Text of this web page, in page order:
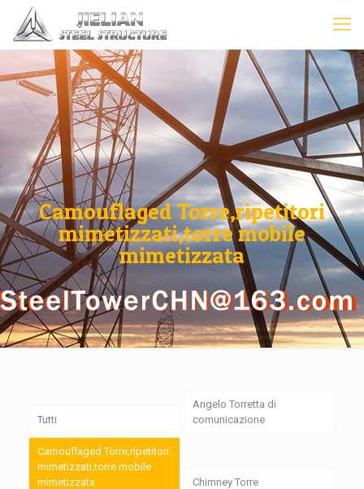
Camouflaged Torre,ripetitori
mimetizzati,torre mobile
mimetizzata
Tutti
Angelo Torretta di
comunicazione
Camouflaged Torre,ripetitori
mimetizzati,torre mobile
mimetizzata
Chimney Torre